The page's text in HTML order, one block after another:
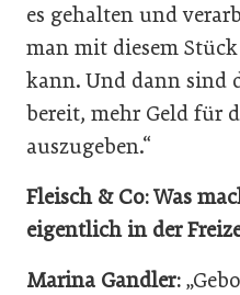
es gehalten und
man mit diesem
kann. Und dann sind
bereit, mehr Geld für
auszugeben.“
Fleisch & Co: Was
eigentlich in der
Marina Gandler: